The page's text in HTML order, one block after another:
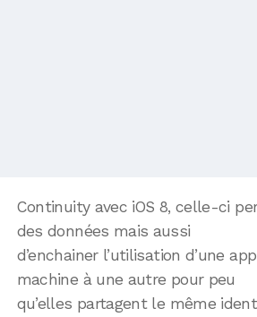
Continuity avec iOS 8, celle-ci
des données mais aussi
d’enchainer l’utilisation d’une
machine à une autre pour peu
qu’elles partagent le même